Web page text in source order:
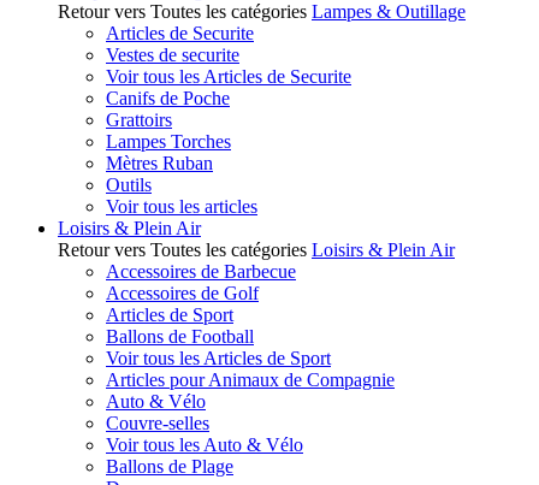
Retour vers Toutes les catégories Lampes & Outillage
Articles de Securite
Vestes de securite
Voir tous les Articles de Securite
Canifs de Poche
Grattoirs
Lampes Torches
Mètres Ruban
Outils
Voir tous les articles
Loisirs & Plein Air
Retour vers Toutes les catégories Loisirs & Plein Air
Accessoires de Barbecue
Accessoires de Golf
Articles de Sport
Ballons de Football
Voir tous les Articles de Sport
Articles pour Animaux de Compagnie
Auto & Vélo
Couvre-selles
Voir tous les Auto & Vélo
Ballons de Plage